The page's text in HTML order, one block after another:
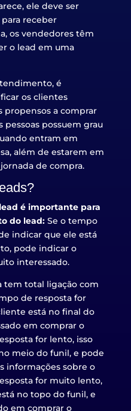
ele deve ser
receber
os vendedores têm
o lead em uma
é
os clientes
propensos a comprar
pessoas possuem grau
entram em
além de estarem em
de compra.
é importante para
do lead:Se o tempo
indicar que ele está
pode indicar o
interessado.
tem total ligação com
de resposta for
está no final do
em comprar o
for lento, isso
meio do funil, e pode
informações sobre o
for muito lento,
no topo do funil, e
em comprar o